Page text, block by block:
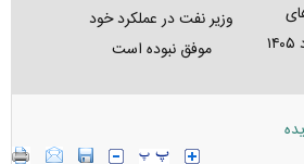
وزیر نفت در عملکرد خود
موفق نبوده است